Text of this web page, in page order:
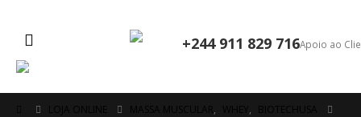
+244 911 829 716Apoio ao
, ,